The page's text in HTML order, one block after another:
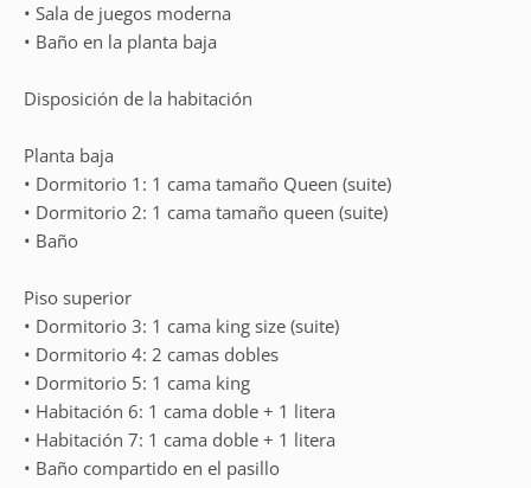
• Sala de juegos moderna
• Baño en la planta baja
Disposición de la habitación
Planta baja
• Dormitorio 1: 1 cama tamaño Queen (suite)
• Dormitorio 2: 1 cama tamaño queen (suite)
• Baño
Piso superior
• Dormitorio 3: 1 cama king size (suite)
• Dormitorio 4: 2 camas dobles
• Dormitorio 5: 1 cama king
• Habitación 6: 1 cama doble + 1 litera
• Habitación 7: 1 cama doble + 1 litera
• Baño compartido en el pasillo